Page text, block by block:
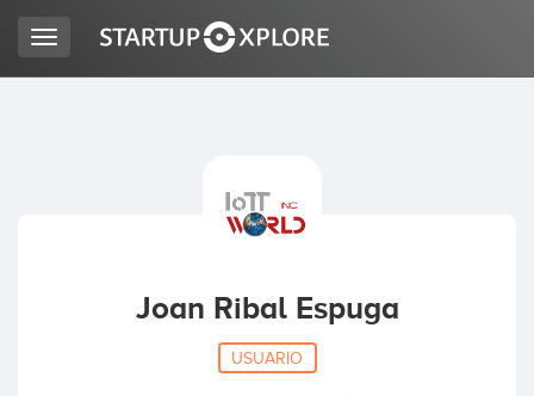
Toggle
navigation
Joan Ribal Espuga
USUARIO